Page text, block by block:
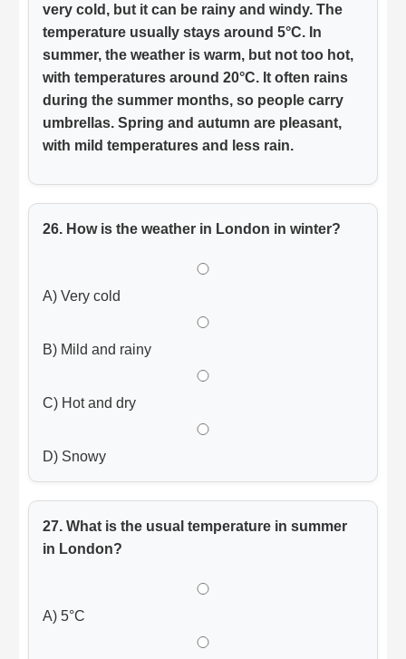
very cold, but it can be rainy and windy. The
temperature usually stays around 5°C. In
summer, the weather is warm, but not too hot,
with temperatures around 20°C. It often rains
during the summer months, so people carry
umbrellas. Spring and autumn are pleasant,
with mild temperatures and less rain.
26. How is the weather in London in winter?
A) Very cold
B) Mild and rainy
C) Hot and dry
D) Snowy
27. What is the usual temperature in summer
in London?
A) 5°C